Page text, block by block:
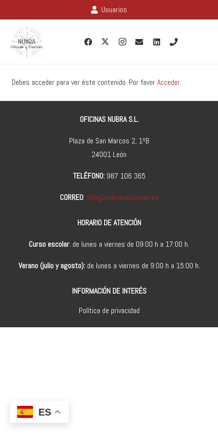
Usuarios
Debes acceder para ver éste contenido. Por favorAcceder.
OFICINAS NUBRA S.L.
Plaza de San Marcos 2, 1ºB
24001 León
TELÉFONO:987 106 365
CORREO: info@nubraeducacion.es
HORARIO DE ATENCIÓN
Curso escolar: de lunes a viernes de 09:00 h a 17:00 h.
Verano (julio y agosto):de lunes a viernes de 9:00 h a 15:00 h.
INFORMACIÓN DE INTERÉS
Política de privacidad
ES